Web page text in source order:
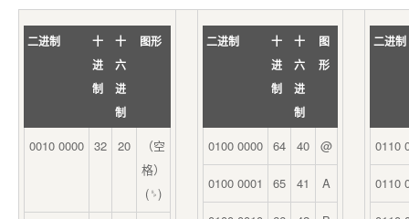
二进制
十
进
制
十
六
进
制
图形
0010 0000 32 20
（空
格）
(␠)
二进制
十
进
制
十
六
进
制
图
形
0100 0000 64 40 @
0100 0001 65 41 A
二进制
0110
0110